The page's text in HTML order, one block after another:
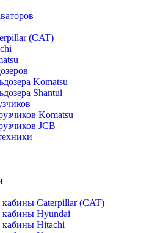
(CAT)
Komatsu
Shantui
Komatsu
JCB
кабины Caterpillar (CAT)
кабины Hyundai
кабины Hitachi